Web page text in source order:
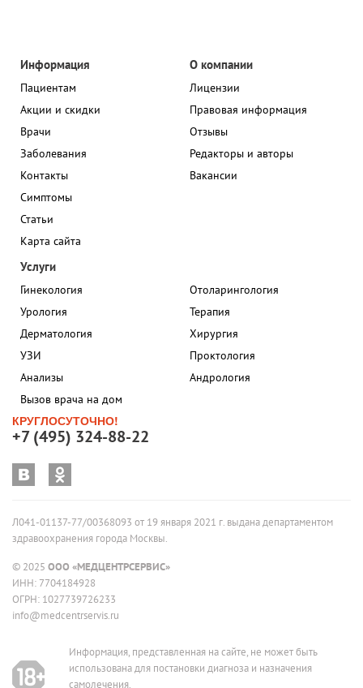
Информация
Пациентам
Акции и скидки
Врачи
Заболевания
Контакты
Симптомы
Статьи
Карта сайта
О компании
Лицензии
Правовая информация
Отзывы
Редакторы и авторы
Вакансии
Услуги
Гинекология
Урология
Дерматология
УЗИ
Анализы
Вызов врача на дом
Отоларингология
Терапия
Хирургия
Проктология
Андрология
КРУГЛОСУТОЧНО!
+7 (495) 324-88-22
Л041-01137-77/00368093 от 19 января 2021 г. выдана департаментом
здравоохранения города Москвы.
© 2025 ООО «МЕДЦЕНТРСЕРВИС»
ИНН: 7704184928
ОГРН: 1027739726233
info@medcentrservis.ru
Информация, представленная на сайте, не может быть
использована для постановки диагноза и назначения
самолечения.